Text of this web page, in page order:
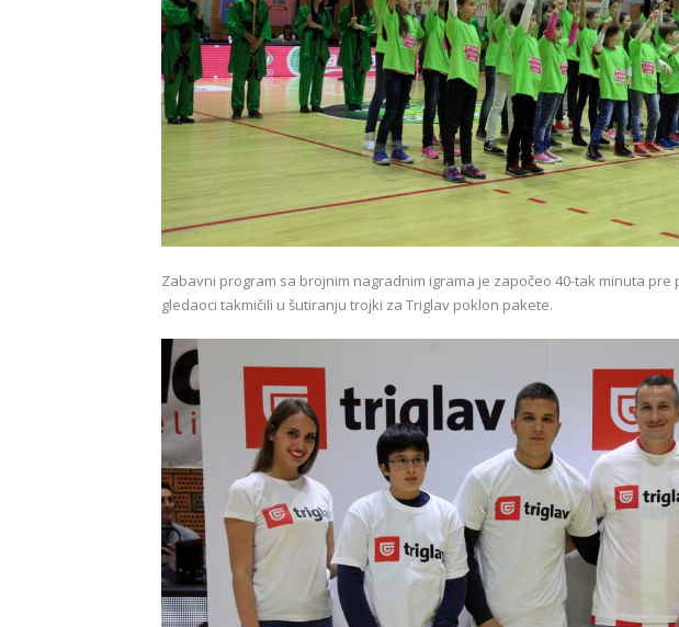
Zabavni program sa brojnim nagradnim igrama je započeo 40-tak minuta
gledaoci takmičili u šutiranju trojki za Triglav poklon pakete.